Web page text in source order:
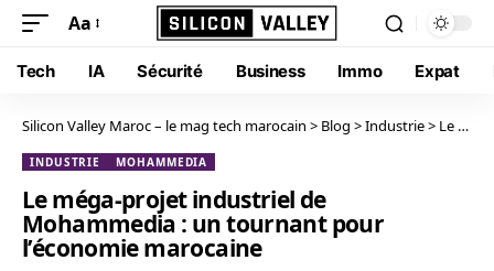
Aa
Tech IA Sécurité Business Immo Expat
Silicon Valley Maroc – le mag tech marocain > Blog >Industrie> Le méga-projet industriel de Mohammedia : un tournant pour l’économie marocaine
INDUSTRIE MOHAMMEDIA
Le méga-projet industriel de
Mohammedia : un tournant pour
l’économie marocaine